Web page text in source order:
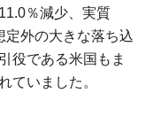
％減少、実質
定外の大きな落ち込
役である米国もま
ていました。